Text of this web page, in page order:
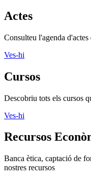
Actes
Consulteu l'agenda d'actes
Ves-hi
Cursos
Descobriu tots els cursos
Ves-hi
Recursos